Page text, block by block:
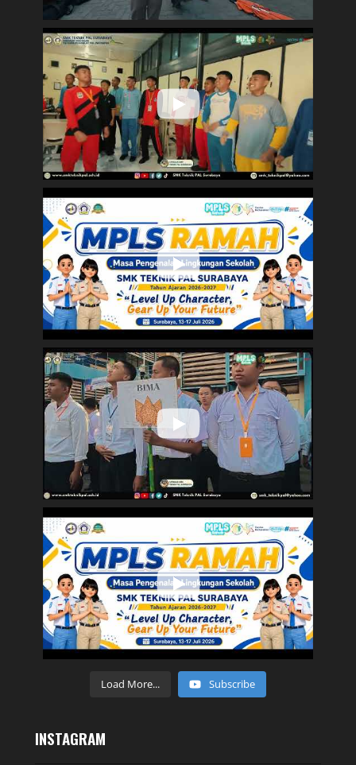
Load More... Subscribe
INSTAGRAM